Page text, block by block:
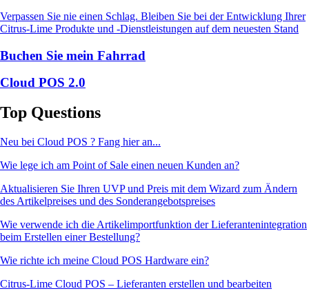
Verpassen Sie nie einen Schlag. Bleiben Sie bei der Entwicklung Ihrer
Citrus-Lime Produkte und -Dienstleistungen auf dem neuesten Stand
Buchen Sie mein Fahrrad
Cloud POS 2.0
Top Questions
Neu bei Cloud POS ? Fang hier an...
Wie lege ich am Point of Sale einen neuen Kunden an?
Aktualisieren Sie Ihren UVP und Preis mit dem Wizard zum Ändern
des Artikelpreises und des Sonderangebotspreises
Wie verwende ich die Artikelimportfunktion der Lieferantenintegration
beim Erstellen einer Bestellung?
Wie richte ich meine Cloud POS Hardware ein?
Citrus-Lime Cloud POS – Lieferanten erstellen und bearbeiten